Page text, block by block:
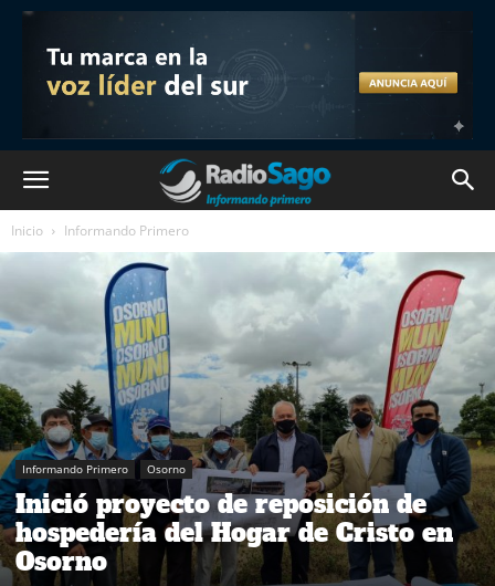
Inicio Informando Primero
Informando Primero Osorno
Inició proyecto de reposición de
hospedería del Hogar de Cristo en
Osorno